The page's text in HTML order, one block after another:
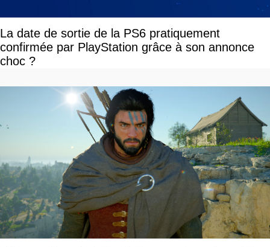
La date de sortie de la PS6 pratiquement
confirmée par PlayStation grâce à son annonce
choc ?